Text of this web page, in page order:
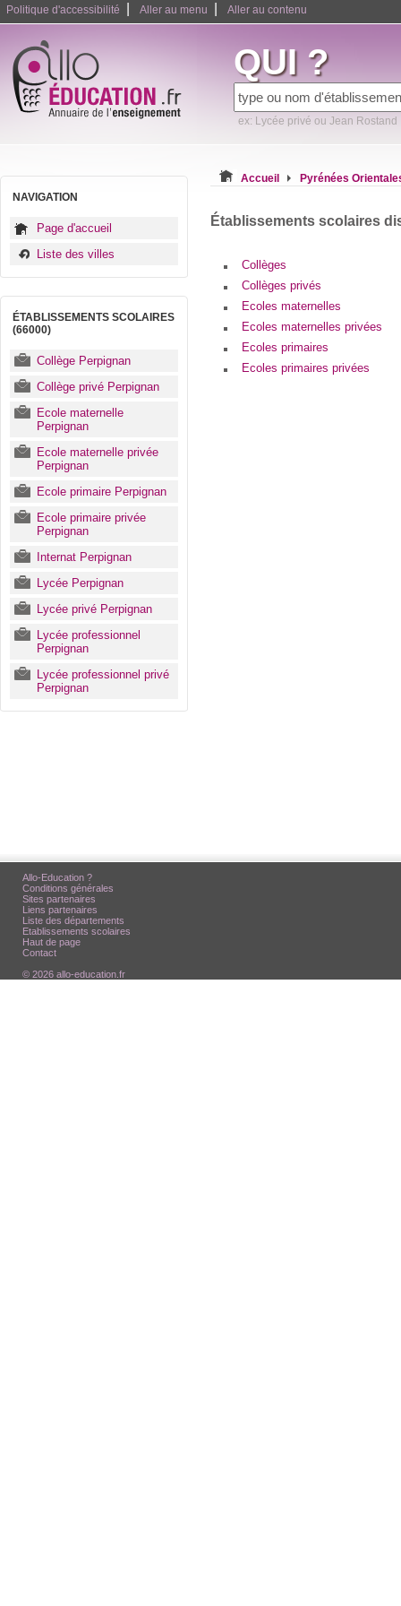
Politique d'accessibilité Aller au menu Aller au contenu
QUI ?
ex: Lycée privé ou Jean Rostand
NAVIGATION
Page d'accueil
Liste des villes
ÉTABLISSEMENTS SCOLAIRES
(66000)
Collège Perpignan
Collège privé Perpignan
Ecole maternelle
Perpignan
Ecole maternelle privée
Perpignan
Ecole primaire Perpignan
Ecole primaire privée
Perpignan
Internat Perpignan
Lycée Perpignan
Lycée privé Perpignan
Lycée professionnel
Perpignan
Lycée professionnel privé
Perpignan
Accueil Pyrénées
Établissements scolaires
Collèges
Collèges privés
Ecoles maternelles
Ecoles maternelles privées
Ecoles primaires
Ecoles primaires privées
Allo-Education ?
Conditions générales
Sites partenaires
Liens partenaires
Liste des départements
Etablissements scolaires
Haut de page
Contact
© 2026 allo-education.fr